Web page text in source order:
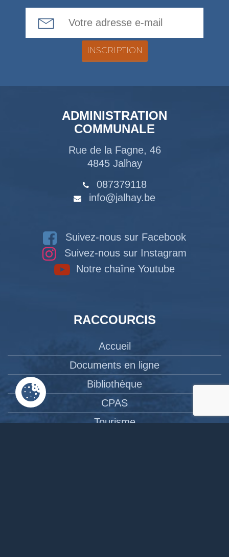
ADMINISTRATION
COMMUNALE
Rue de la Fagne, 46
4845 Jalhay
087379118
info@jalhay.be
Suivez-nous sur Facebook
Suivez-nous sur Instagram
Notre chaîne Youtube
RACCOURCIS
Accueil
Documents en ligne
Bibliothèque
CPAS
Tourisme